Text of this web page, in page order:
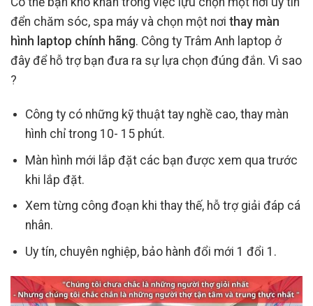
đển chăm sóc, spa máy và chọn một nơi thay màn
hình laptop chính hãng. Công ty Trâm Anh laptop ở
đây để hỗ trợ bạn đưa ra sự lựa chọn đúng đắn. Vì sao
?
Công ty có những kỹ thuật tay nghề cao, thay màn
hình chỉ trong 10- 15 phút.
Màn hình mới lắp đặt các bạn được xem qua trước
khi lắp đặt.
Xem từng công đoạn khi thay thế, hỗ trợ giải đáp cá
nhân.
Uy tín, chuyên nghiệp, bảo hành đổi mới 1 đổi 1.